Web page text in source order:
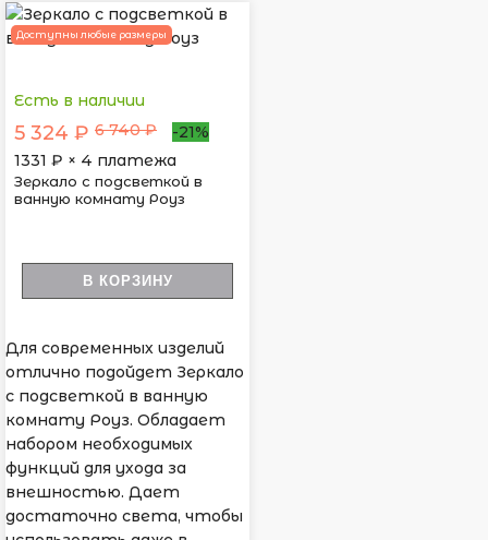
Доступны любые размеры
Есть в наличии
5 324 ₽ 6 740 ₽
-21%
1331 ₽ × 4 платежа
Зеркало с подсветкой в
ванную комнату Роуз
В КОРЗИНУ
Для современных изделий
отлично подойдет Зеркало
с подсветкой в ванную
комнату Роуз. Обладает
набором необходимых
функций для ухода за
внешностью. Дает
достаточно света, чтобы